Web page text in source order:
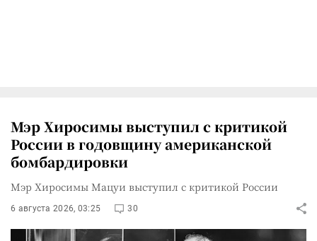
Мэр Хиросимы выступил с критикой
России в годовщину американской
бомбардировки
Мэр Хиросимы Мацуи выступил с критикой России
6 августа 2026, 03:25 30